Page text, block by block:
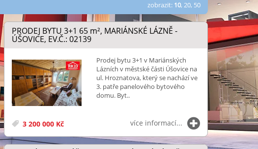
zobrazit: 10, 20, 50
PRODEJ BYTU 3+1 65 m², MARIÁNSKÉ LÁZNĚ -
ÚŠOVICE, EV.Č.: 02139
Prodej bytu 3+1 v Mariánských
Lázních v městské části Úšovice na
ul. Hroznatova, který se nachází ve
3. patře panelového bytového
domu. Byt..
3 200 000 Kč více informací...